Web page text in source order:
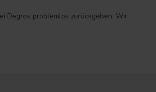
Degros problemlos zurückgeben. Wir